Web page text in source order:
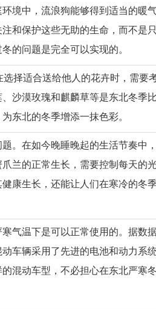
境中，流浪狗能够得到适当的暖
和保护这些无助的生命，而不是
的问题是完全可以实现的。
择适合送给他人的花卉时，需要
沙漠玫瑰和麒麟草等是东北冬季
东北的冬季增添一抹色彩。
。在如今晚睡晚起的生活节奏中
兰的正常生长，需要控制每天的
康生长，还能让人们在寒冷的冬
气温下是可以正常使用的。据数
车辆采用了先进的电池和动力系
混动车型，不必担心在东北严寒